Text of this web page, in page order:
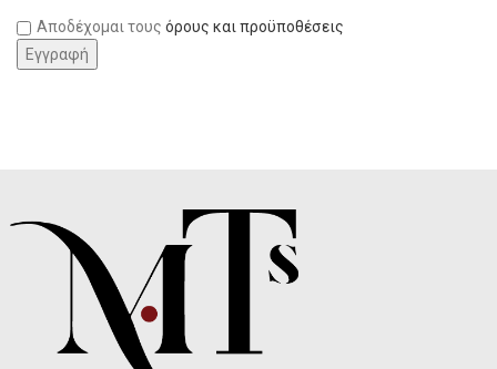
Αποδέχομαι τους όρους και προϋποθέσεις